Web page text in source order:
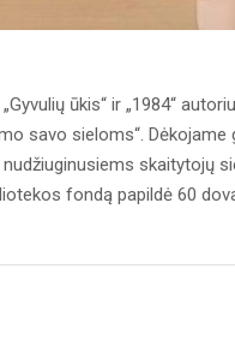
ūkis“ ir „1984“
savo sieloms“.
skaitytojų
fondą papildė 60